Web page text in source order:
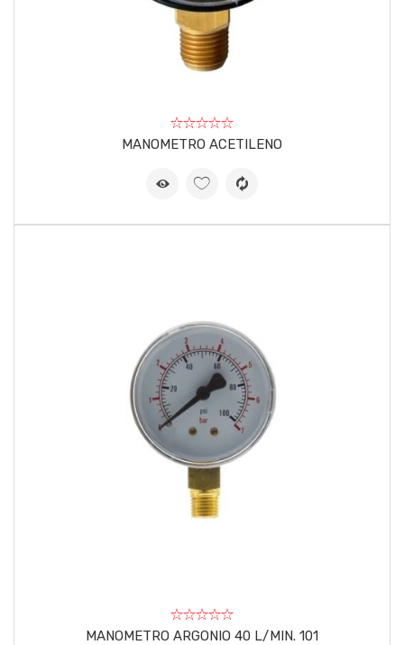
MANOMETRO ACETILENO
MANOMETRO ARGONIO 40 L/MIN. 101